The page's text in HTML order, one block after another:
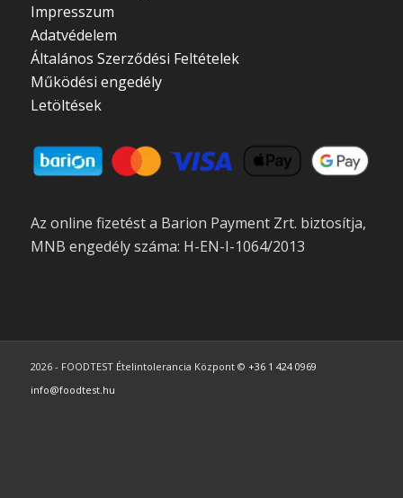
Impresszum
Adatvédelem
Általános Szerződési Feltételek
Működési engedély
Letöltések
Az online fizetést a Barion Payment Zrt. biztosítja,
MNB engedély száma: H-EN-I-1064/2013
2026 - FOODTEST Ételintolerancia Központ © +36 1 424 0969
info@foodtest.hu